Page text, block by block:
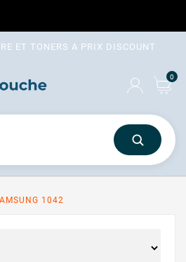
ET TONERS A PRIX DISCOUNT
0
1042